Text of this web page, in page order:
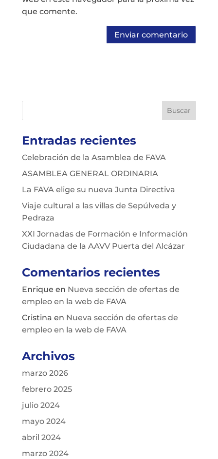
que comente.
Entradas recientes
Celebración de la Asamblea de FAVA
ASAMBLEA GENERAL ORDINARIA
La FAVA elige su nueva Junta Directiva
Viaje cultural a las villas de Sepúlveda y
Pedraza
XXI Jornadas de Formación e Información
Ciudadana de la AAVV Puerta del Alcázar
Comentarios recientes
Enrique en Nueva sección de ofertas de
empleo en la web de FAVA
Cristina en Nueva sección de ofertas de
empleo en la web de FAVA
Archivos
marzo 2026
febrero 2025
julio 2024
mayo 2024
abril 2024
marzo 2024